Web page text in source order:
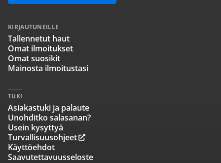
KIRJAUTUNEILLE
Tallennetut haut
Omat ilmoitukset
Omat suosikit
Mainosta ilmoitustasi
TUKI
Asiakastuki ja palaute
Unohditko salasanan?
Usein kysyttyä
Turvallisuusohjeet
Käyttöehdot
Saavutettavuusseloste